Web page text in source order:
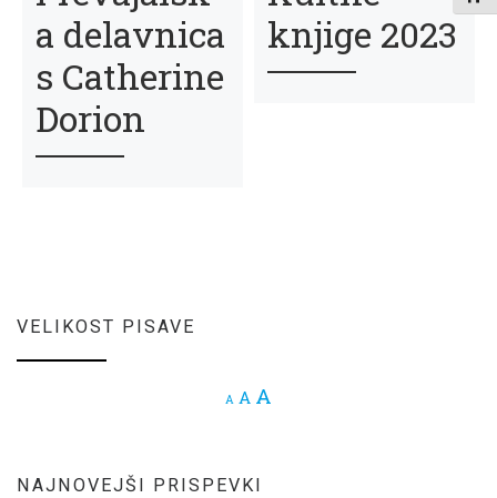
a delavnica
s Catherine
Dorion
knjige 2023
VELIKOST PISAVE
A Decrease font size.
A Reset font size.
A
NAJNOVEJŠI PRISPEVKI